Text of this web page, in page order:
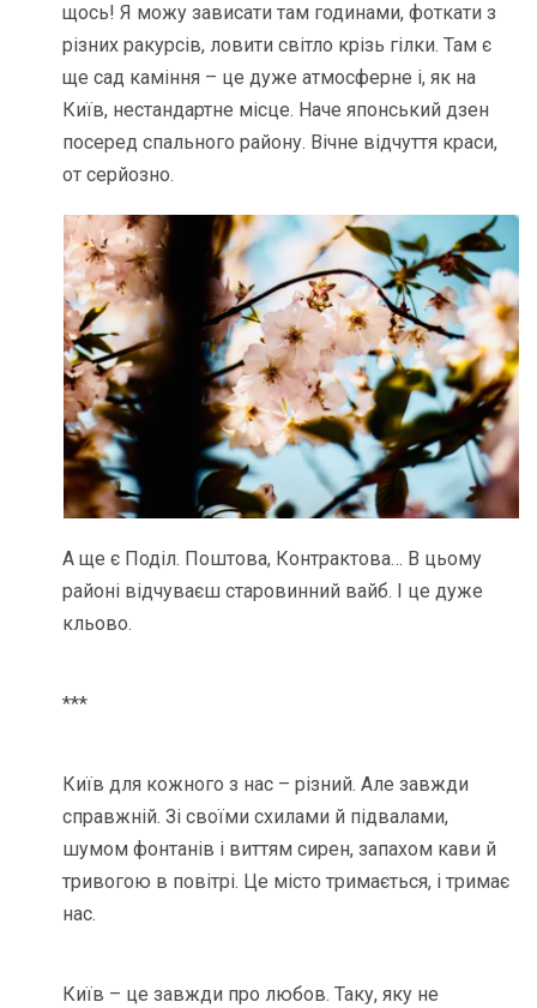
щось! Я можу зависати там годинами, фоткати з
різних ракурсів, ловити світло крізь гілки. Там є
ще сад каміння – це дуже атмосферне і, як на
Київ, нестандартне місце. Наче японський дзен
посеред спального району. Вічне відчуття краси,
от серйозно.
А ще є Поділ. Поштова, Контрактова… В цьому
районі відчуваєш старовинний вайб. І це дуже
кльово.
***
Київ для кожного з нас – різний. Але завжди
справжній. Зі своїми схилами й підвалами,
шумом фонтанів і виттям сирен, запахом кави й
тривогою в повітрі. Це місто тримається, і тримає
нас.
Київ – це завжди про любов. Таку, яку не